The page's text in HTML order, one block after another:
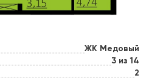
ЖК Медовый
3 из 14
2